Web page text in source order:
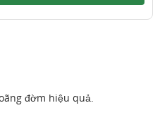
đờm hiệu quả.